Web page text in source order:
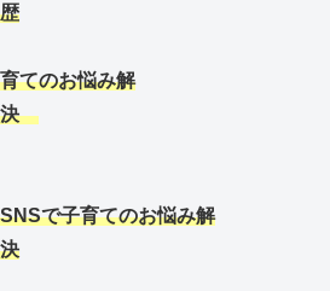
歴
育てのお悩み解
決
SNSで子育てのお悩み解
決